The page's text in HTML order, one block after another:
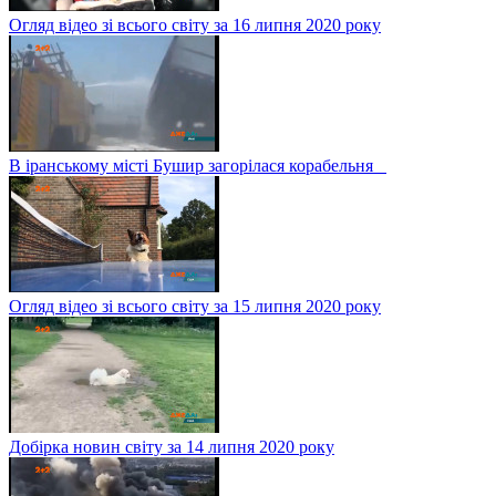
Огляд відео зі всього світу за 16 липня 2020 року
В іранському місті Бушир загорілася корабельня
Огляд відео зі всього світу за 15 липня 2020 року
Добірка новин світу за 14 липня 2020 року